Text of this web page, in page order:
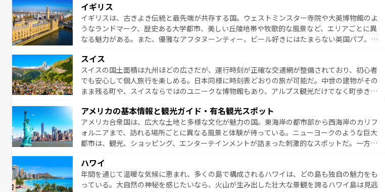
ら地元の人と過ごす楽しい時間は、お酒好きな人にはぜひ体験してほしい。 なお、新着のド
イツ情報はコンテンツ一覧を参照してほしい。
イギリス
イギリスは、古きよき伝統と最先端が共存する国。ウェストミンスター寺院や大英博物館のよ
うなランドマーク、歴史ある大学都市、美しい丘陵地帯や牧歌的な風景など、エリアごとに異
なる魅力がある。また、優雅なアフタヌーンティー、ビール好きにはたまらない英国パブ、サ
お、新着のイギリス情報は
スイス
スイスの国土面積は九州ほどの広さだが、運行時刻が正確な交通網が整備されており、初心者
でも安心して個人旅行を楽しめる。日本同様に時刻表どおりの旅が可能だ。中世の建物がその
まま残る町や、スイスならではのユニークな博物館もあり、アルプス観光だけでなく町歩きも
ービスもあり、うまく活用すれば市内交通費無料で観光を楽しむこともできる。 なお、新着
のスイス情報はコンテンツ一覧 を参照してほしい。
アメリカの基本情報と観光ガイド・有名観光スポット
アメリカ合衆国は、広大な土地と多様な文化が魅力の国。東海岸の都市部から西海岸のカリフ
ォルニアまで、訪れる場所ごとに異なる風景と体験が待っている。ニューヨークのような巨大
都市は、観光、ショッピング、エンターテインメントが詰まった刺激的なスポットだ。一方、
絶景が堪能できる。さらに、南部のニューオーリンズでは、音楽と美食が融合した独特の文化
が魅力。旅行者はアメリカの各地域で異なる魅力を楽しみながら、その多様性と豊かな歴史を
感じることができるだろう。車でのロードトリップや列車の旅も、アメリカならではの贅沢な
ハワイ
年間を通じて温暖な気候に恵まれ、多くの島で構成されるハワイは、どの島も独自の魅力をも
っている。大自然の神秘を感じたいなら、火山が生み出した壮大な景観を誇るハワイ島は見逃